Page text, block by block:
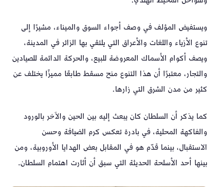
ويستفيض المؤلف في وصف أجواء السوق والميناء، مشيرًا إلى
تنوع الأزياء واللغات والأعراق التي يلتقي بها الزائر في المدينة،
ويصف أكوام الأسماك المعروضة للبيع، والحركة الدائمة للصيادين
والتجار، معتبرًا أن هذا التنوع منح مسقط طابعًا مميزًا يختلف عن
كثير من مدن الشرق التي زارها.
كما يذكر أن السلطان كان يبعث إليه بين الحين والآخر بالورود
والفاكهة المحلية، في بادرة تعكس كرم الضيافة وحسن
الاستقبال، بينما قدّم هو في المقابل بعض الهدايا الأوروبية، ومن
بينها أحد الأسلحة الحديثة التي سبق أن أثارت اهتمام السلطان.